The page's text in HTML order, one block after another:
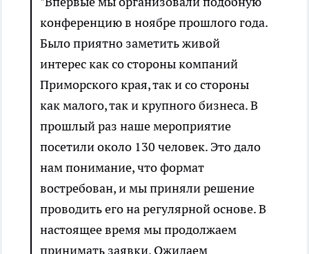
конференцию в ноябре прошлого года.
Было приятно заметить живой
интерес как со стороны компаний
Приморского края, так и со стороны
как малого, так и крупного бизнеса. В
прошлый раз наше мероприятие
посетили около 130 человек. Это дало
нам понимание, что формат
востребован, и мы приняли решение
проводить его на регулярной основе. В
настоящее время мы продолжаем
принимать заявки. Ожидаем